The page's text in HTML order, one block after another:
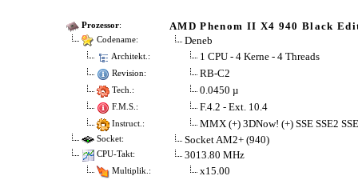
Prozessor: AMD Phenom II X4 940 Black
Codename: Deneb
Architekt.: 1 CPU - 4 Kerne - 4 Threads
Revision: RB-C2
Tech.: 0.0450 µ
F.M.S.: F.4.2 - Ext. 10.4
Instruct.: MMX (+) 3DNow! (+) SSE SSE2
Socket: Socket AM2+ (940)
CPU-Takt: 3013.80 MHz
Multiplik.: x15.00